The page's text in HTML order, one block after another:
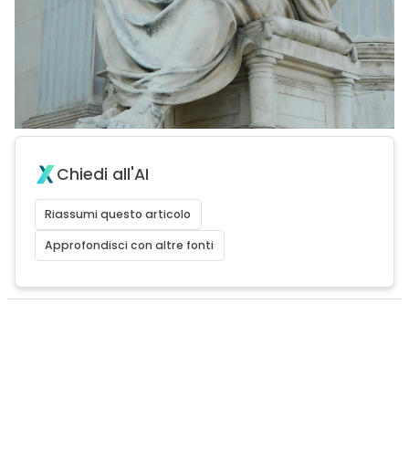
Chiedi all'AI
Riassumi questo articolo
Approfondisci con altre fonti